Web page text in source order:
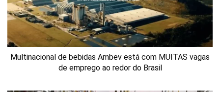
Multinacional de bebidas Ambev está com MUITAS vagas
de emprego ao redor do Brasil